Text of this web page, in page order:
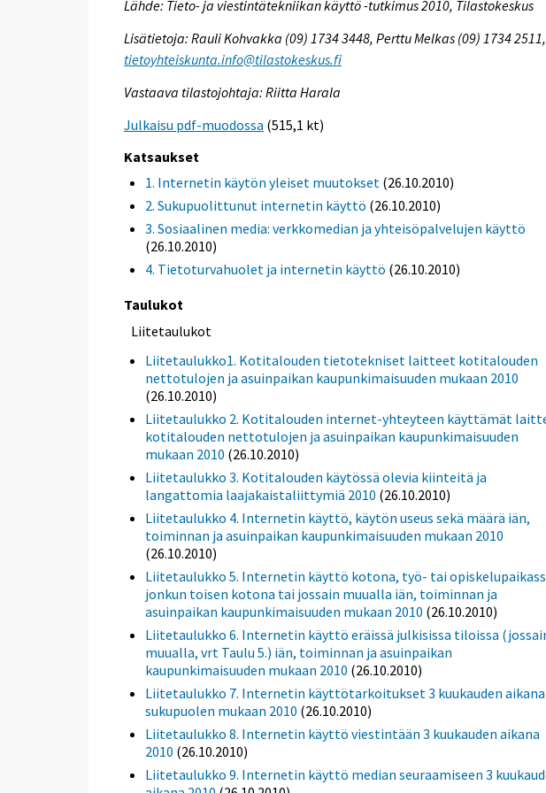
Lähde: Tieto- ja viestintätekniikan käyttö -tutkimus 2010, Tilastokeskus
Lisätietoja: Rauli Kohvakka (09) 1734 3448, Perttu Melkas (09) 1734 2511,
tietoyhteiskunta.info@tilastokeskus.fi
Vastaava tilastojohtaja: Riitta Harala
Julkaisu pdf-muodossa (515,1 kt)
Katsaukset
1. Internetin käytön yleiset muutokset (26.10.2010)
2. Sukupuolittunut internetin käyttö (26.10.2010)
3. Sosiaalinen media: verkkomedian ja yhteisöpalvelujen käyttö
(26.10.2010)
4. Tietoturvahuolet ja internetin käyttö (26.10.2010)
Taulukot
Liitetaulukot
Liitetaulukko1. Kotitalouden tietotekniset laitteet kotitalouden
nettotulojen ja asuinpaikan kaupunkimaisuuden mukaan 2010
(26.10.2010)
Liitetaulukko 2. Kotitalouden internet-yhteyteen käyttämät
kotitalouden nettotulojen ja asuinpaikan kaupunkimaisuuden
mukaan 2010 (26.10.2010)
Liitetaulukko 3. Kotitalouden käytössä olevia kiinteitä ja
langattomia laajakaistaliittymiä 2010 (26.10.2010)
Liitetaulukko 4. Internetin käyttö, käytön useus sekä määrä iän,
toiminnan ja asuinpaikan kaupunkimaisuuden mukaan 2010
(26.10.2010)
Liitetaulukko 5. Internetin käyttö kotona, työ- tai
jonkun toisen kotona tai jossain muualla iän, toiminnan ja
asuinpaikan kaupunkimaisuuden mukaan 2010 (26.10.2010)
Liitetaulukko 6. Internetin käyttö eräissä julkisissa tiloissa
muualla, vrt Taulu 5.) iän, toiminnan ja asuinpaikan
kaupunkimaisuuden mukaan 2010 (26.10.2010)
Liitetaulukko 7. Internetin käyttötarkoitukset 3 kuukauden aikana
sukupuolen mukaan 2010 (26.10.2010)
Liitetaulukko 8. Internetin käyttö viestintään 3 kuukauden aikana
2010 (26.10.2010)
Liitetaulukko 9. Internetin käyttö median seuraamiseen 3